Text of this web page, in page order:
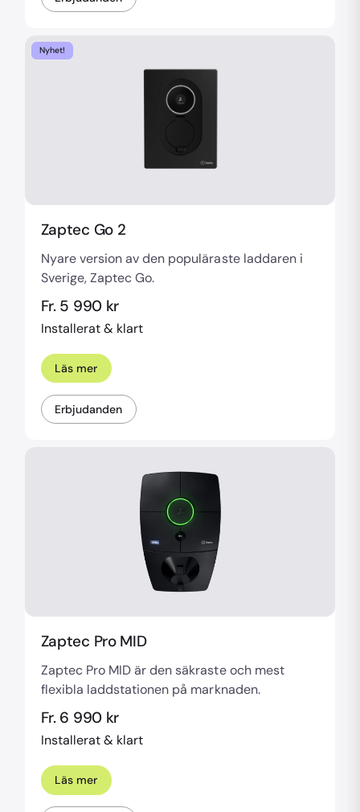
Nyhet!
Zaptec Go 2
Nyare version av den populäraste laddaren i
Sverige, Zaptec Go.
Fr. 5 990 kr
Installerat & klart
Läs mer
Erbjudanden
Zaptec Pro MID
Zaptec Pro MID är den säkraste och mest
flexibla laddstationen på marknaden.
Fr. 6 990 kr
Installerat & klart
Läs mer